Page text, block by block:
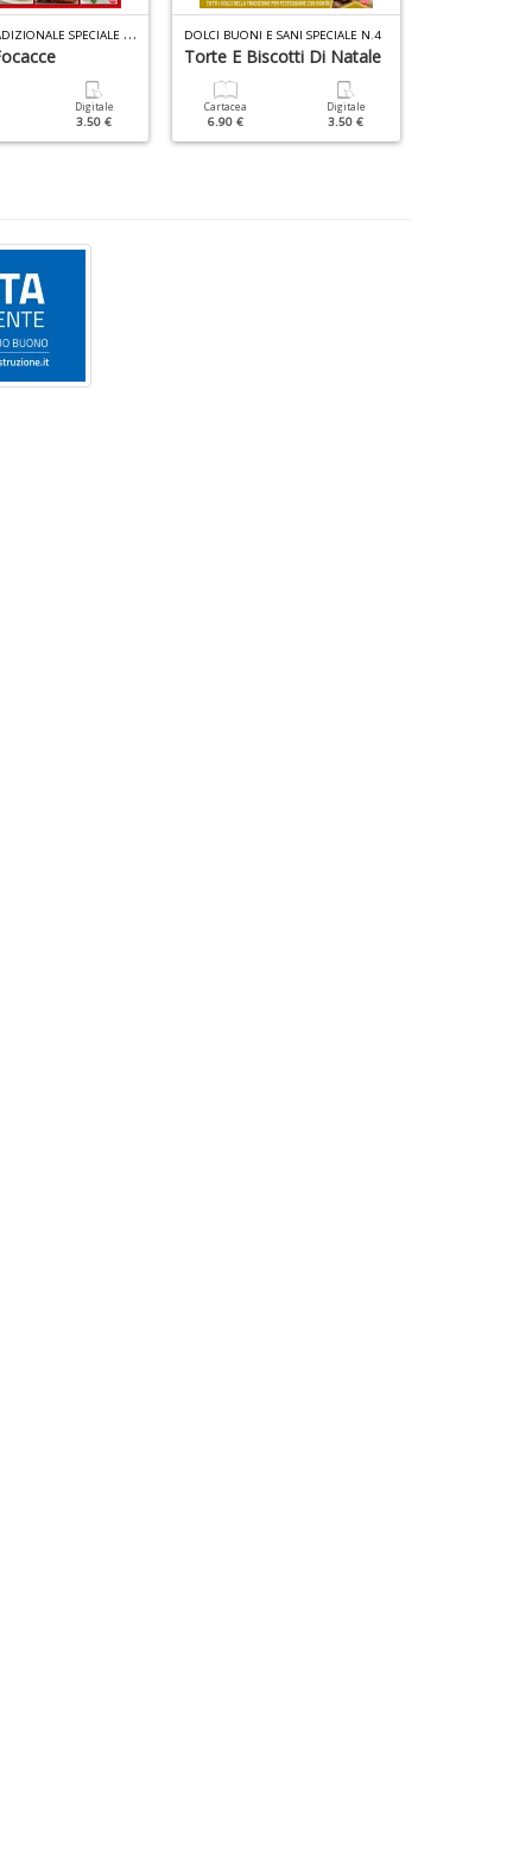
C
UCINA TRADIZIONALE SPECIALE N.3
Digitale
3.50 €
DOLCI BUONI E SANI SPECIALE N.4
Torte E Biscotti Di Natale
Cartacea
6.90 €
Digitale
3.50 €